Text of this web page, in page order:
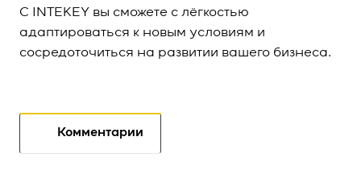
С INTEKEY вы сможете с лёгкостью
адаптироваться к новым условиям и
сосредоточиться на развитии вашего бизнеса.
Комментарии